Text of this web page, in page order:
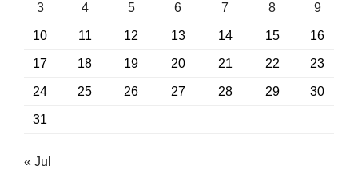
3 4 5 6 7 8 9
10 11 12 13 14 15 16
17 18 19 20 21 22 23
24 25 26 27 28 29 30
31
« Jul